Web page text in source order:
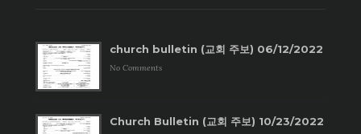
church bulletin (교회 주보) 06/12/2022
No Comments
Church Bulletin (교회 주보) 10/23/2022